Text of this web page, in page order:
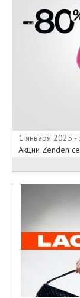
1 января 2025
Акции Zenden